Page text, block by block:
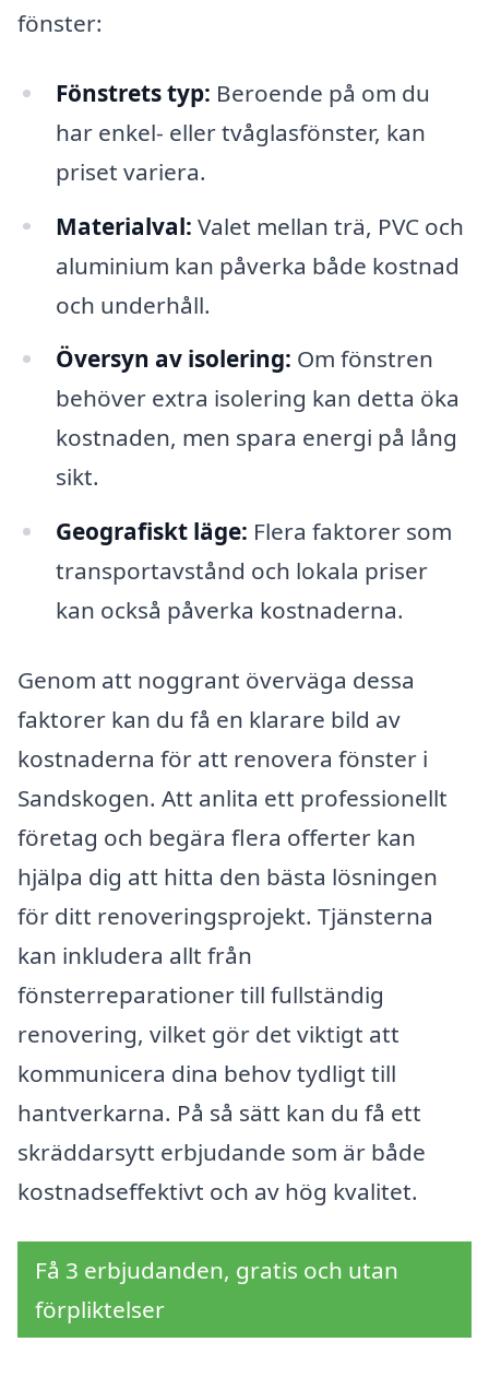
fönster:
Fönstrets typ: Beroende på om du
har enkel- eller tvåglasfönster, kan
priset variera.
Materialval: Valet mellan trä, PVC och
aluminium kan påverka både kostnad
och underhåll.
Översyn av isolering: Om fönstren
behöver extra isolering kan detta öka
kostnaden, men spara energi på lång
sikt.
Geografiskt läge: Flera faktorer som
transportavstånd och lokala priser
kan också påverka kostnaderna.
Genom att noggrant överväga dessa
faktorer kan du få en klarare bild av
kostnaderna för att renovera fönster i
Sandskogen. Att anlita ett professionellt
företag och begära flera offerter kan
hjälpa dig att hitta den bästa lösningen
för ditt renoveringsprojekt. Tjänsterna
kan inkludera allt från
fönsterreparationer till fullständig
renovering, vilket gör det viktigt att
kommunicera dina behov tydligt till
hantverkarna. På så sätt kan du få ett
skräddarsytt erbjudande som är både
kostnadseffektivt och av hög kvalitet.
Få 3 erbjudanden, gratis och utan
förpliktelser